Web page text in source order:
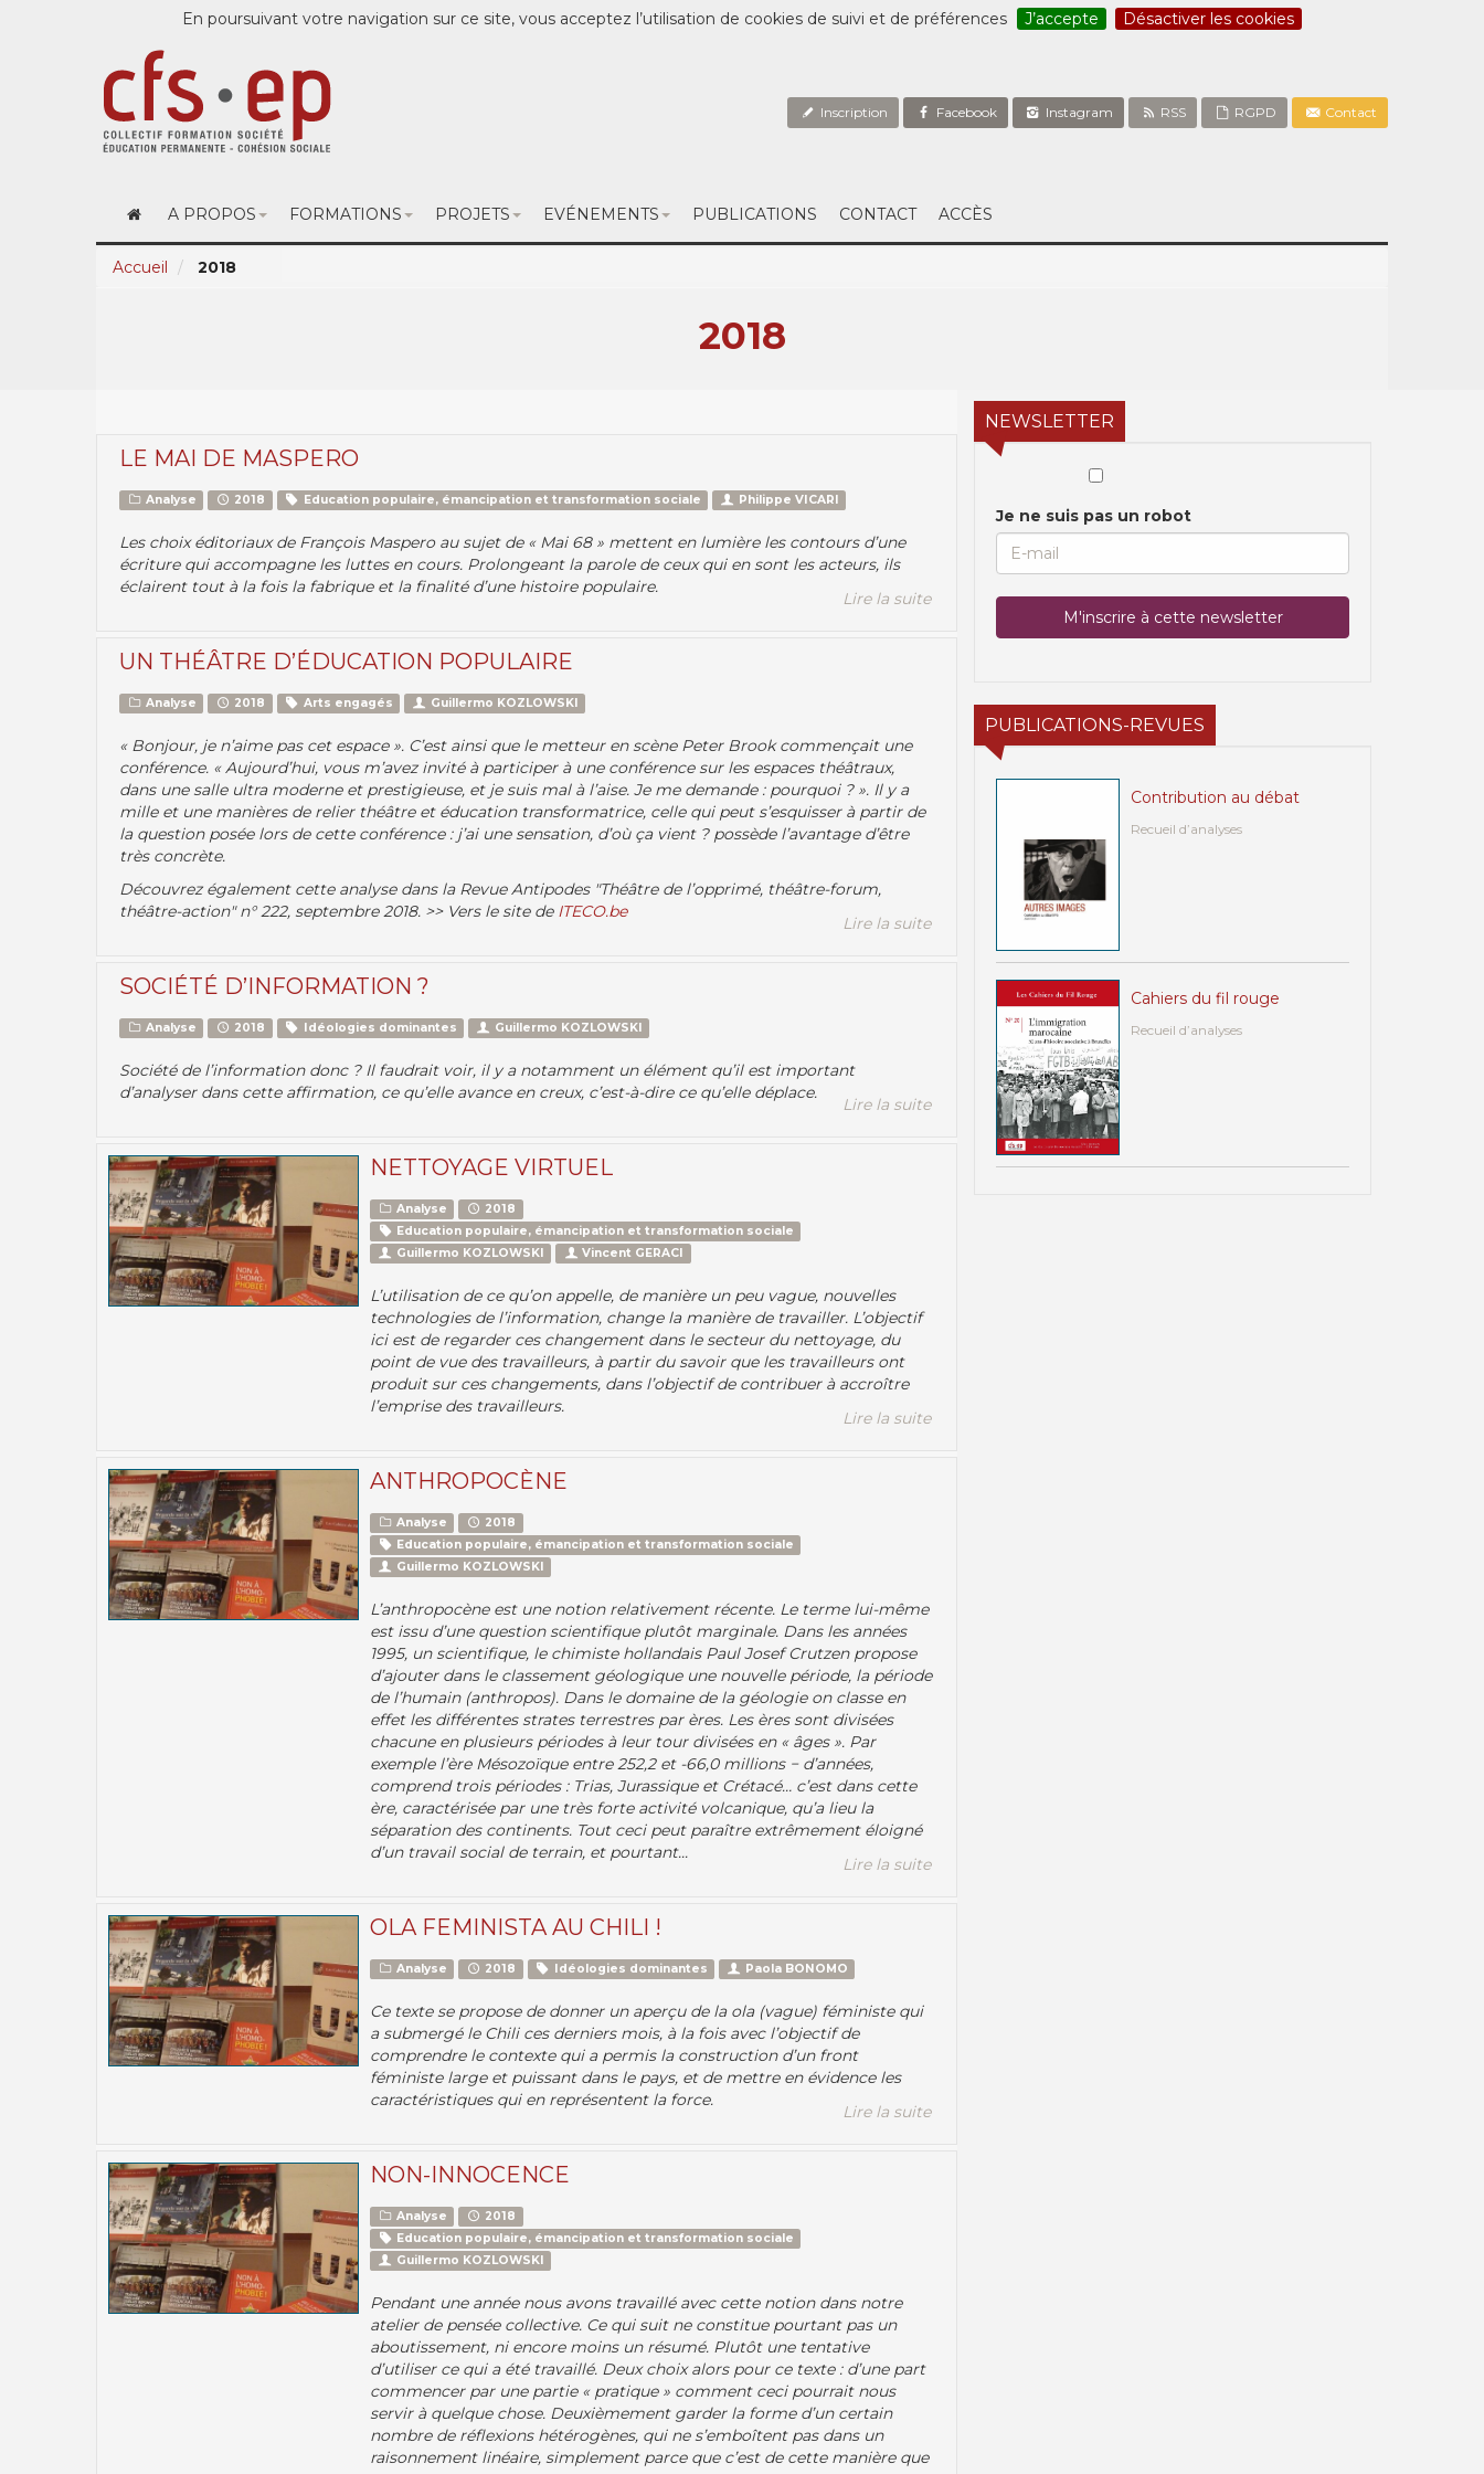
En poursuivant votre navigation sur ce site, vous acceptez l’utilisation de cookies de suivi et de préférences J’accepte Désactiver les cookies
Inscription Facebook Instagram RSS RGPD Contact
A PROPOS FORMATIONS PROJETS EVÉNEMENTS PUBLICATIONS CONTACT ACCÈS
Accueil 2018
2018
LE MAI DE MASPERO
Analyse 2018 Education populaire, émancipation et transformation sociale Philippe VICARI
Les choix éditoriaux de François Maspero au sujet de « Mai 68 » mettent en lumière les contours d’une
écriture qui accompagne les luttes en cours. Prolongeant la parole de ceux qui en sont les acteurs, ils
éclairent tout à la fois la fabrique et la finalité d’une histoire populaire.
Lire la suite
UN THÉÂTRE D’ÉDUCATION POPULAIRE
Analyse 2018 Arts engagés Guillermo KOZLOWSKI
« Bonjour, je n’aime pas cet espace ». C’est ainsi que le metteur en scène Peter Brook commençait une
conférence. « Aujourd’hui, vous m’avez invité à participer à une conférence sur les espaces théâtraux,
dans une salle ultra moderne et prestigieuse, et je suis mal à l’aise. Je me demande : pourquoi ? ». Il y a
mille et une manières de relier théâtre et éducation transformatrice, celle qui peut s’esquisser à partir de
la question posée lors de cette conférence : j’ai une sensation, d’où ça vient ? possède l’avantage d’être
très concrète.
Découvrez également cette analyse dans la Revue Antipodes "Théâtre de l’opprimé, théâtre-forum,
théâtre-action" n° 222, septembre 2018. >> Vers le site de ITECO.be
Lire la suite
SOCIÉTÉ D’INFORMATION ?
Analyse 2018 Idéologies dominantes Guillermo KOZLOWSKI
Société de l’information donc ? Il faudrait voir, il y a notamment un élément qu’il est important
d’analyser dans cette affirmation, ce qu’elle avance en creux, c’est-à-dire ce qu’elle déplace.
Lire la suite
NETTOYAGE VIRTUEL
Analyse
2018
Education populaire, émancipation et transformation sociale
Guillermo KOZLOWSKI
Vincent GERACI
L’utilisation de ce qu’on appelle, de manière un peu vague, nouvelles
technologies de l’information, change la manière de travailler. L’objectif
ici est de regarder ces changement dans le secteur du nettoyage, du
point de vue des travailleurs, à partir du savoir que les travailleurs ont
produit sur ces changements, dans l’objectif de contribuer à accroître
l’emprise des travailleurs.
Lire la suite
ANTHROPOCÈNE
Analyse
2018
Education populaire, émancipation et transformation sociale
Guillermo KOZLOWSKI
L’anthropocène est une notion relativement récente. Le terme lui-même
est issu d’une question scientifique plutôt marginale. Dans les années
1995, un scientifique, le chimiste hollandais Paul Josef Crutzen propose
d’ajouter dans le classement géologique une nouvelle période, la période
de l’humain (anthropos). Dans le domaine de la géologie on classe en
effet les différentes strates terrestres par ères. Les ères sont divisées
chacune en plusieurs périodes à leur tour divisées en « âges ». Par
exemple l’ère Mésozoïque entre 252,2 et -66,0 millions − d’années,
comprend trois périodes : Trias, Jurassique et Crétacé… c’est dans cette
ère, caractérisée par une très forte activité volcanique, qu’a lieu la
séparation des continents. Tout ceci peut paraître extrêmement éloigné
d’un travail social de terrain, et pourtant...
Lire la suite
OLA FEMINISTA AU CHILI !
Analyse 2018 Idéologies dominantes Paola BONOMO
Ce texte se propose de donner un aperçu de la ola (vague) féministe qui
a submergé le Chili ces derniers mois, à la fois avec l’objectif de
comprendre le contexte qui a permis la construction d’un front
féministe large et puissant dans le pays, et de mettre en évidence les
caractéristiques qui en représentent la force.
Lire la suite
NON-INNOCENCE
Analyse
2018
Education populaire, émancipation et transformation sociale
Guillermo KOZLOWSKI
Pendant une année nous avons travaillé avec cette notion dans notre
atelier de pensée collective. Ce qui suit ne constitue pourtant pas un
aboutissement, ni encore moins un résumé. Plutôt une tentative
d’utiliser ce qui a été travaillé. Deux choix alors pour ce texte : d’une part
commencer par une partie « pratique » comment ceci pourrait nous
servir à quelque chose. Deuxièmement garder la forme d’un certain
nombre de réflexions hétérogènes, qui ne s’emboîtent pas dans un
raisonnement linéaire, simplement parce que c’est de cette manière que
NEWSLETTER
Je ne suis pas un robot
PUBLICATIONS-REVUES
Contribution au débat
Recueil d’analyses
Cahiers du fil rouge
Recueil d’analyses